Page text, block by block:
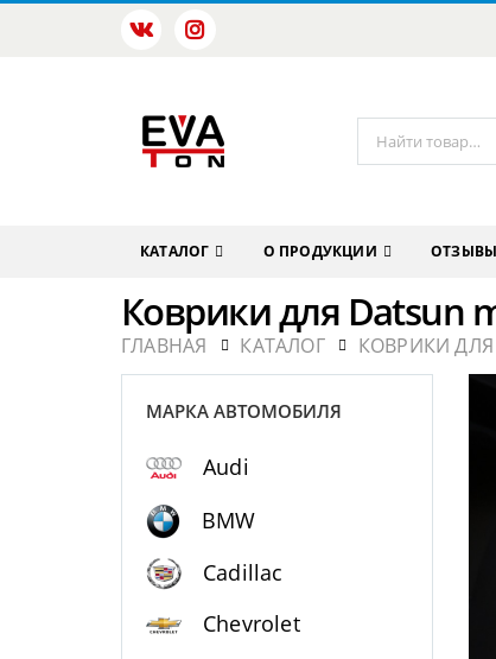
КАТАЛОГ О ПРОДУКЦИИ ОТЗЫВЫ
Коврики для Datsun
ГЛАВНАЯ КАТАЛОГ КОВРИКИ ДЛЯ
МАРКА АВТОМОБИЛЯ
Audi
BMW
Cadillac
Chevrolet